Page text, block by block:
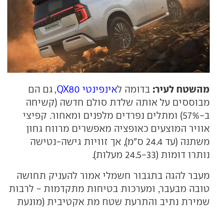
מהשטח לעיר: בדומה לאינפינטי QX80
, גם הם
מבוססים על אותה שלדת סולם חדשה (קשיחה
ב-57%) ומתלים נפרדים מלפנים ומאחור. קפיצי
אוויר המוצעים כאופציה מאפשרים מרווח גחון
משתנה (עד 24.4 ס"מ), אך זוויות גישה-נטישה
נותרו דומות (24.5-33 מעלות).
מעבר להגה בתגבור חשמלי אמור להעניק תחושה
טובה מבעבר, ומערכות בטיחות מתקדמות - לרבות
שמירת נתיב והתרעת שטח מת אקטיבית (מונעת